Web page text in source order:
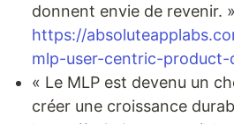
donnent envie de revenir. »
https://
mlp-user-centric-product-
« Le MLP est devenu un
créer une croissance